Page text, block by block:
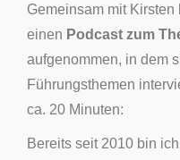
Gemeinsam mit
einen Podcast zum
aufgenommen, in dem
Führungsthemen
ca. 20 Minuten:
Bereits seit 2010 bin